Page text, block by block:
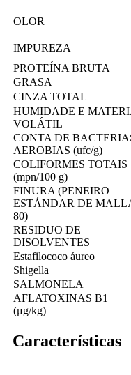
OLOR
IMPUREZA
PROTEÍNA BRUTA
GRASA
CINZA TOTAL
HUMIDADE E
VOLÁTIL
CONTA DE
AEROBIAS (ufc/g)
COLIFORMES TOTAIS
(mpn/100 g)
FINURA (PENEIRO
ESTÁNDAR DE
80)
RESIDUO DE
DISOLVENTES
Estafilococo áureo
Shigella
SALMONELA
AFLATOXINAS B1
(μg/kg)
Características